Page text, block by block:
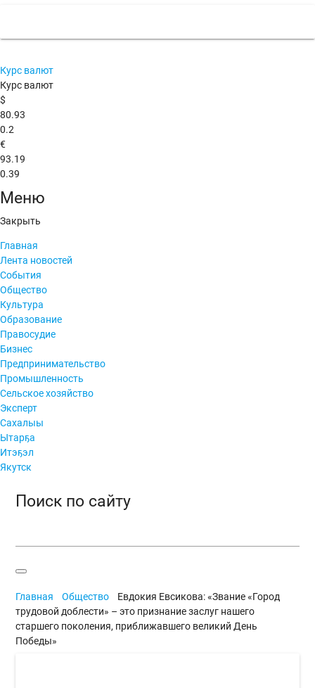
Курс валют
Курс валют
$
80.93
0.2
€
93.19
0.39
Меню
Закрыть
Главная
Лента новостей
События
Общество
Культура
Образование
Правосудие
Бизнес
Предпринимательство
Промышленность
Сельское хозяйство
Эксперт
Сахалыы
Ытарҕа
Итэҕэл
Якутск
Поиск по сайту
Главная Общество
Евдокия Евсикова: «Звание «Город
трудовой доблести» – это признание заслуг нашего
старшего поколения, приближавшего великий День
Победы»